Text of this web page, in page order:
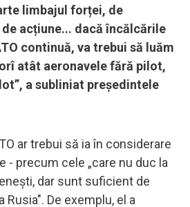
limbajul forței, de
acțiune... dacă încălcările
continuă, va trebui să luăm
atât aeronavele fără pilot,
a subliniat președintele
ar trebui să ia în considerare
- precum cele „care nu duc la
dar sunt suficient de
De exemplu, el a